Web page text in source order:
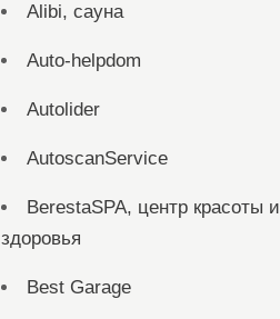
Alibi, сауна
Auto-helpdom
Autolider
AutoscanService
BerestaSPA, центр красоты и
здоровья
Best Garage